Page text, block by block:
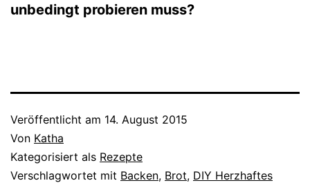
unbedingt probieren muss?
Veröffentlicht am 14. August 2015
Von Katha
Kategorisiert als Rezepte
Verschlagwortet mit Backen, Brot, DIY Herzhaftes